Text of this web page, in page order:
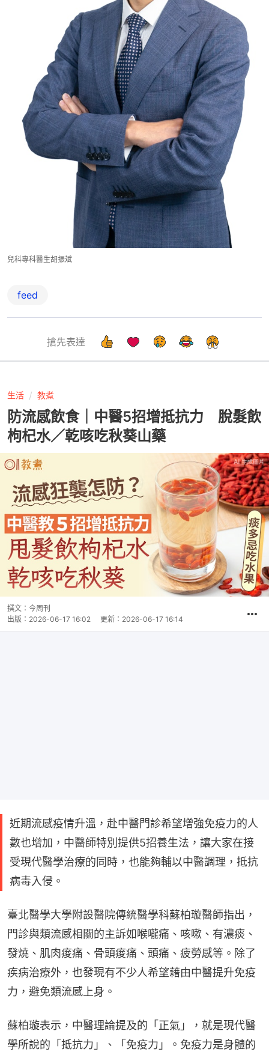
兒科專科醫生胡振斌
feed
搶先表達
生活 教煮
防流感飲食｜中醫5招增抵抗力 脫髮飲
枸杞水／乾咳吃秋葵山藥
撰文： 今周刊
出版： 2026-06-17 16:02 更新： 2026-06-17 16:14
近期流感疫情升溫，赴中醫門診希望增強免疫力的人
數也增加，中醫師特別提供5招養生法，讓大家在接
受現代醫學治療的同時，也能夠輔以中醫調理，抵抗
病毒入侵。
臺北醫學大學附設醫院傳統醫學科蘇柏璇醫師指出，
門診與類流感相關的主訴如喉嚨痛、咳嗽、有濃痰、
發燒、肌肉痠痛、骨頭痠痛、頭痛、疲勞感等。除了
疾病治療外，也發現有不少人希望藉由中醫提升免疫
力，避免類流感上身。
蘇柏璇表示，中醫理論提及的「正氣」，就是現代醫
學所說的「抵抗力」、「免疫力」。免疫力是身體的